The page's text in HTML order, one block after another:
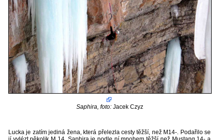
Saphira, foto: Jacek Czyz
Lucka je zatím jediná žena, která přelezla cesty těžší, než M14-. Podařilo se